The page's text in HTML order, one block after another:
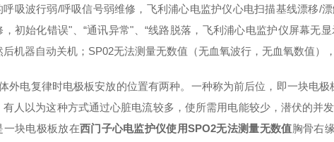
呼吸波行弱/呼吸信号弱维修，飞利浦心电监护仪心电扫描基线漂移/
，初始化错误"、“通讯异常"、“线路脱落，飞利浦心电监护仪屏幕无
后机器自动关机；SP02无法测量无数值（无血氧波行，无血氧数值），
外电复律时电极板安放的位置有两种。一种称为前后位，即一块电
有人以为这种方式通过心脏电流较多，使所需用电能较少，潜伏的并
一块电极板放在西门子心电监护仪使用SPO2无法测量无数值胸骨右